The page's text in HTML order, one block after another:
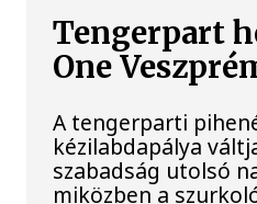
Tengerpart
One
A tengerparti
kézilabdapálya
szabadság utolsó
miközben a